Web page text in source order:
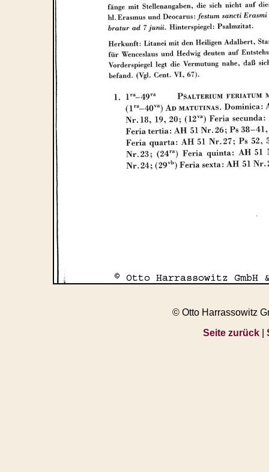
© Otto Harrassowitz
Seite zurück|